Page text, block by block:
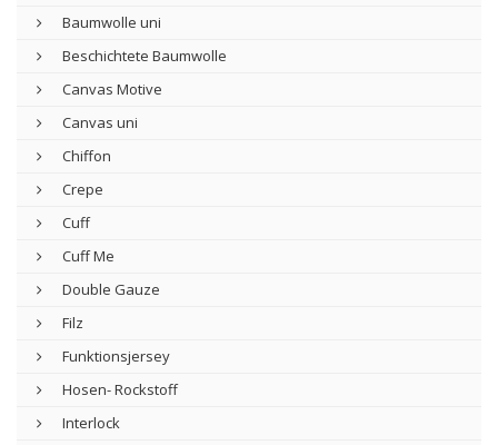
Baumwolle uni
Beschichtete Baumwolle
Canvas Motive
Canvas uni
Chiffon
Crepe
Cuff
Cuff Me
Double Gauze
Filz
Funktionsjersey
Hosen- Rockstoff
Interlock